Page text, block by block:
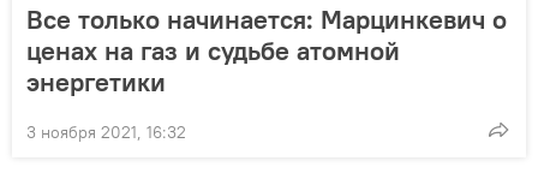
Все только начинается: Марцинкевич о
ценах на газ и судьбе атомной
энергетики
3 ноября 2021, 16:32